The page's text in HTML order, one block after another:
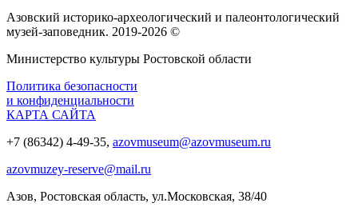
Азовский историко‑археологический и палеонтологический
музей‑заповедник. 2019-2026 ©
Министерство культуры Ростовской области
Политика безопасности
и конфиденциальности
КАРТА САЙТА
+7 (86342) 4-49-35, azovmuseum@azovmuseum.ru
azovmuzey-reserve@mail.ru
Азов, Ростовская область, ул.Московская, 38/40